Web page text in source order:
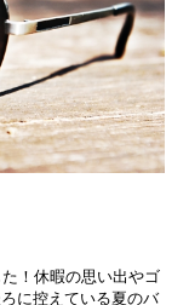
！ 休暇の思い出やゴ
に控えている夏のバ